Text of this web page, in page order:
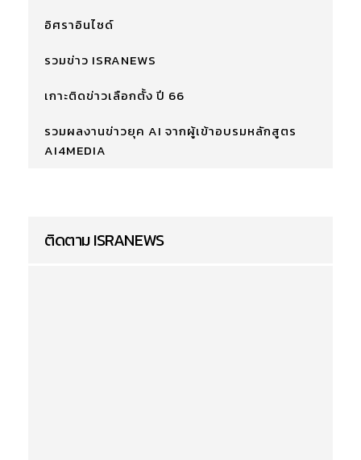
อิศราอินไซด์
รวมข่าว ISRANEWS
เกาะติดข่าวเลือกตั้ง ปี 66
รวมผลงานข่าวยุค AI จากผู้เข้าอบรมหลักสูตร
AI4MEDIA
ติดตาม ISRANEWS